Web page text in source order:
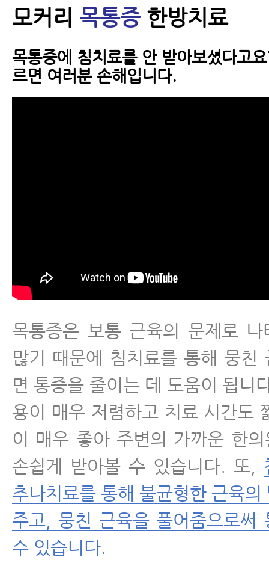
모커리 목통증한방치료
목통증에 침치료를 안 받아보셨다고
르면 여러분 손해입니다.
목통증은 보통 근육의 문제로 나
많기 때문에 침치료를 통해 뭉친
면 통증을 줄이는 데 도움이 됩니
용이 매우 저렴하고 치료 시간도
이 매우 좋아 주변의 가까운 한
손쉽게 받아볼 수 있습니다. 또,
추나치료를 통해 불균형한 근육의
주고, 뭉친 근육을 풀어줌으로써
수 있습니다.